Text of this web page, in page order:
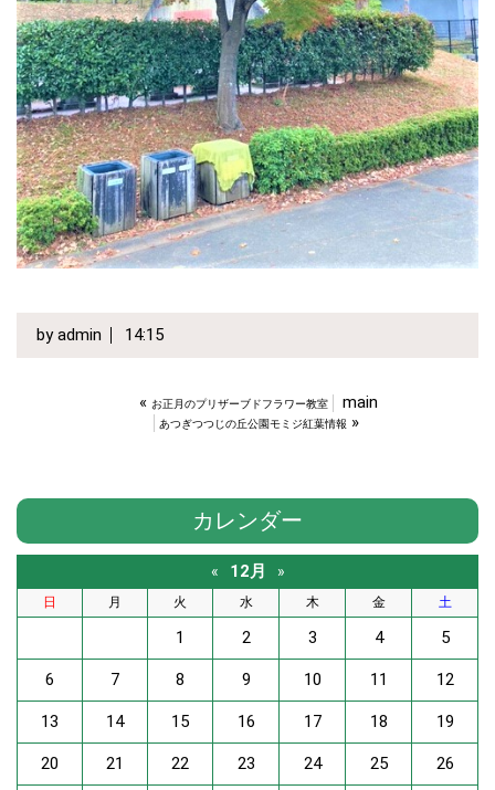
byadmin 14:15
« お正月のプリザーブドフラワー教室 main
あつぎつつじの丘公園モミジ紅葉情報 »
カレンダー
« 12月 »
日 月 火 水 木 金 土
1 2 3 4 5
6 7 8 9 10 11 12
13 14 15 16 17 18 19
20 21 22 23 24 25 26